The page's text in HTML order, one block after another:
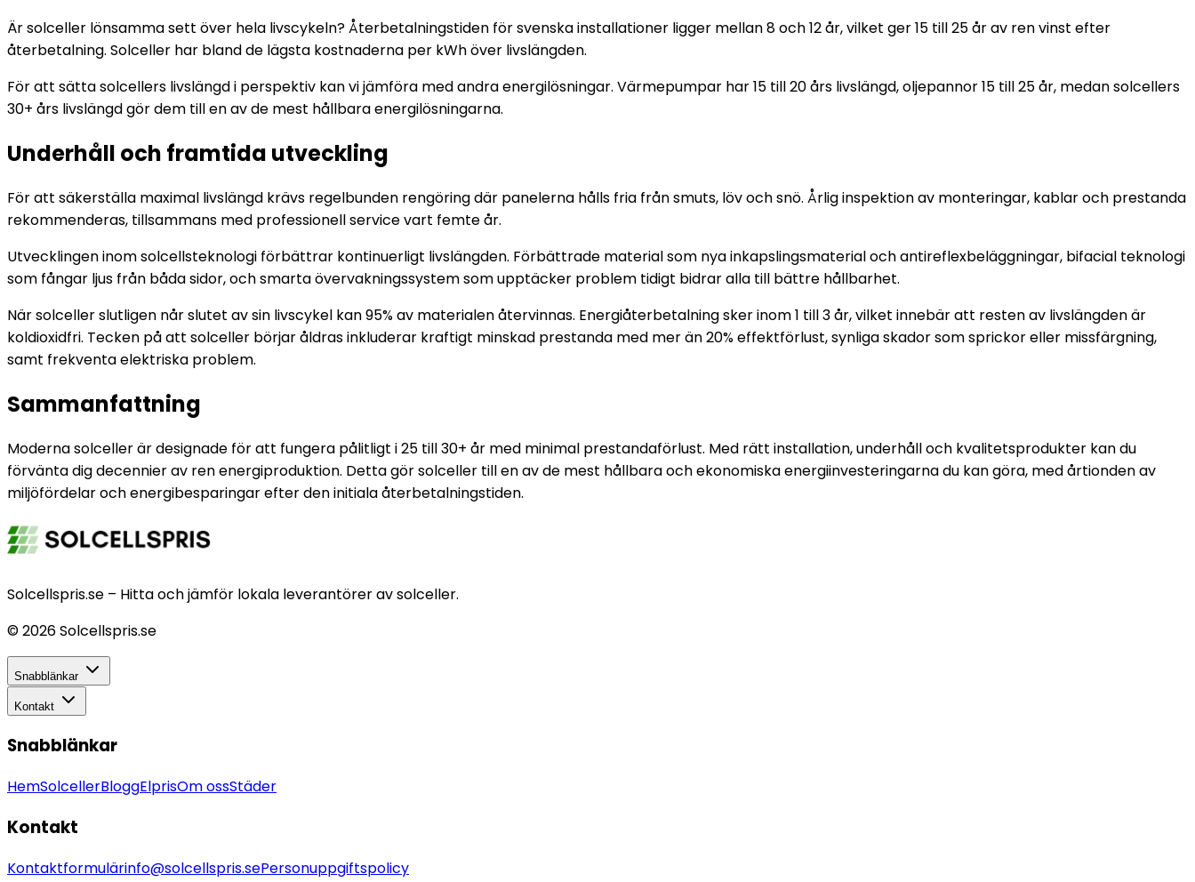
Är solceller lönsamma sett över hela livscykeln? Återbetalningstiden för svenska installationer ligger mellan 8 och 12 år, vilket ger 15 till 25 år av ren vinst efter
återbetalning. Solceller har bland de lägsta kostnaderna per kWh över livslängden.
För att sätta solcellers livslängd i perspektiv kan vi jämföra med andra energilösningar. Värmepumpar har 15 till 20 års livslängd, oljepannor 15 till 25 år, medan solcellers
30+ års livslängd gör dem till en av de mest hållbara energilösningarna.
Underhåll och framtida utveckling
För att säkerställa maximal livslängd krävs regelbunden rengöring där panelerna hålls fria från smuts, löv och snö. Årlig inspektion av monteringar, kablar och prestanda
rekommenderas, tillsammans med professionell service vart femte år.
Utvecklingen inom solcellsteknologi förbättrar kontinuerligt livslängden. Förbättrade material som nya inkapslingsmaterial och antireflexbeläggningar, bifacial teknologi
som fångar ljus från båda sidor, och smarta övervakningssystem som upptäcker problem tidigt bidrar alla till bättre hållbarhet.
När solceller slutligen når slutet av sin livscykel kan 95% av materialen återvinnas. Energiåterbetalning sker inom 1 till 3 år, vilket innebär att resten av livslängden är
koldioxidfri. Tecken på att solceller börjar åldras inkluderar kraftigt minskad prestanda med mer än 20% effektförlust, synliga skador som sprickor eller missfärgning,
samt frekventa elektriska problem.
Sammanfattning
Moderna solceller är designade för att fungera pålitligt i 25 till 30+ år med minimal prestandaförlust. Med rätt installation, underhåll och kvalitetsprodukter kan du
förvänta dig decennier av ren energiproduktion. Detta gör solceller till en av de mest hållbara och ekonomiska energiinvesteringarna du kan göra, med årtionden av
miljöfördelar och energibesparingar efter den initiala återbetalningstiden.
Solcellspris.se – Hitta och jämför lokala leverantörer av solceller.
©2026Solcellspris.se
Snabblänkar
Kontakt
Snabblänkar
HemSolcellerBloggElprisOm ossStäder
Kontakt
Kontaktformulärinfo@solcellspris.sePersonuppgiftspolicy